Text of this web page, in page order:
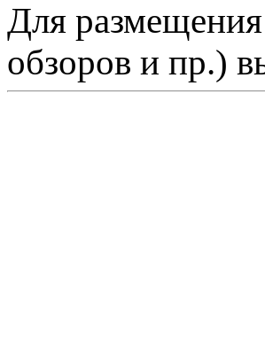
Для размещения
обзоров и пр.)